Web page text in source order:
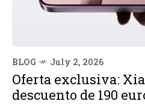
BLOG July 2, 2026
Oferta exclusiva:
descuento de 190